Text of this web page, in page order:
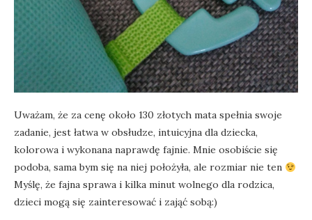
Uważam, że za cenę około 130 złotych mata spełnia swoje
zadanie, jest łatwa w obsłudze, intuicyjna dla dziecka,
kolorowa i wykonana naprawdę fajnie. Mnie osobiście się
podoba, sama bym się na niej położyła, ale rozmiar nie ten
Myślę, że fajna sprawa i kilka minut wolnego dla rodzica,
dzieci mogą się zainteresować i zająć sobą:)